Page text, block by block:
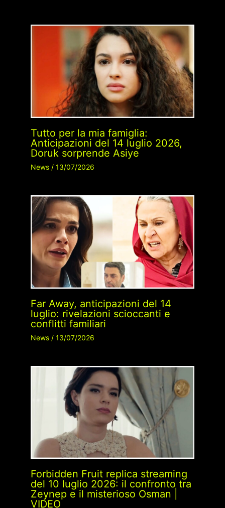
Tutto per la mia famiglia:
Anticipazioni del 14 luglio 2026,
Doruk sorprende Asiye
News/ 13/07/2026
Far Away, anticipazioni del 14
luglio: rivelazioni scioccanti e
conflitti familiari
News/ 13/07/2026
Forbidden Fruit replica streaming
del 10 luglio 2026: il confronto tra
Zeynep e il misterioso Osman |
VIDEO